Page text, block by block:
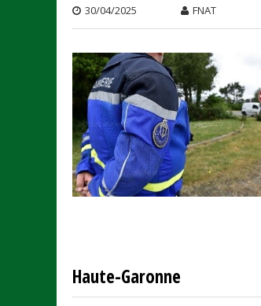
30/04/2025 FNAT
Haute-Garonne